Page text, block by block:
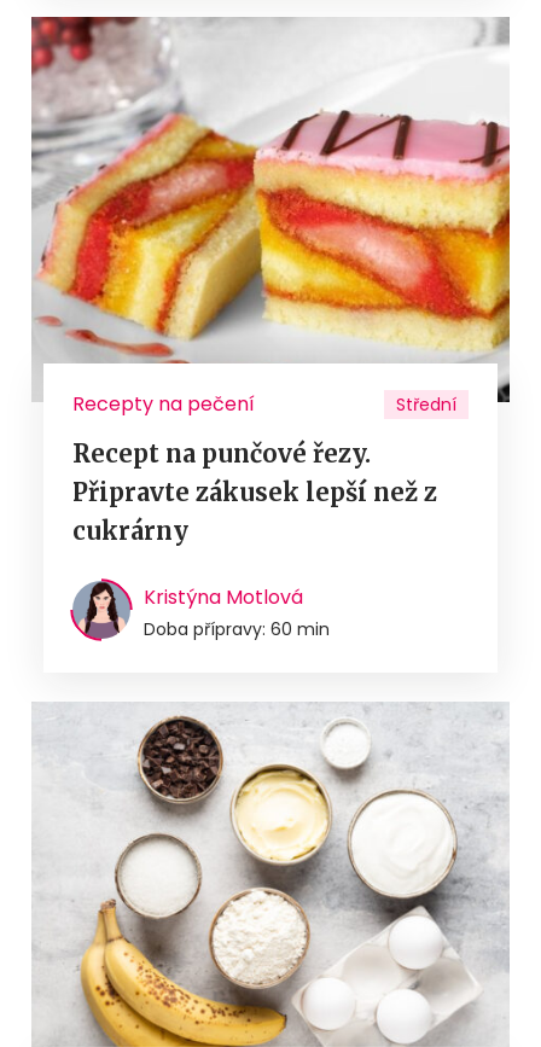
Recepty na pečení Střední
Recept na punčové řezy.
Připravte zákusek lepší než z
cukrárny
Kristýna Motlová
Doba přípravy: 60 min